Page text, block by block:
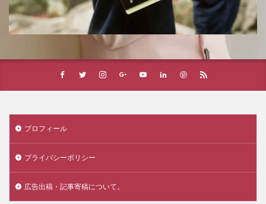
プロフィール
プライバシーポリシー
広告出稿・記事寄稿について。